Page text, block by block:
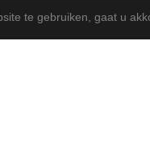
te gebruiken, gaat u